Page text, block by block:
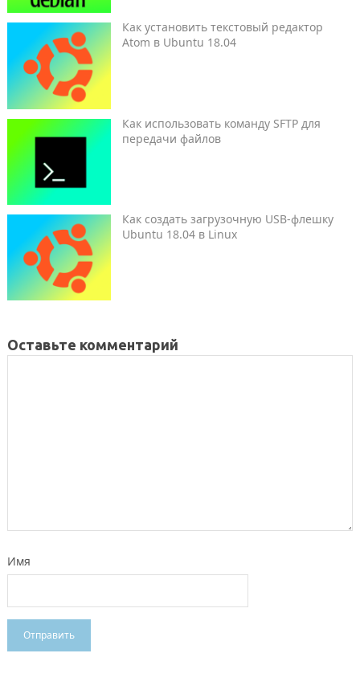
Как установить текстовый редактор
Atom в Ubuntu 18.04
Как использовать команду SFTP для
передачи файлов
Как создать загрузочную USB-флешку
Ubuntu 18.04 в Linux
Оставьте комментарий
Имя